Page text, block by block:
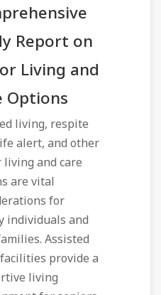
Report on
Living and
Options
living, respite
alert, and other
living and care
are vital
for
individuals and
Assisted
provide a
living